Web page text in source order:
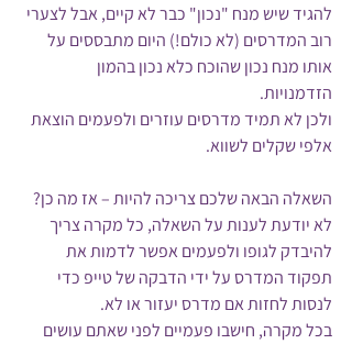
להגיד שיש מנח "נכון" כבר לא קיים, אבל לצערי
רוב המדרסים (לא כולם!) היום מתבססים על
אותו מנח נכון שהוכח כלא נכון בהמון
הזדמנויות.
ולכן לא תמיד מדרסים עוזרים ולפעמים הוצאת
אלפי שקלים לשווא.
השאלה הבאה שלכם צריכה להיות – אז מה כן?
לא יודעת לענות על השאלה, כל מקרה צריך
להיבדק לגופו ולפעמים אפשר לדמות את
תפקוד המדרס על ידי הדבקה של טייפ כדי
לנסות לחזות אם מדרס יעזור או לא.
בכל מקרה, חישבו פעמיים לפני שאתם עושים